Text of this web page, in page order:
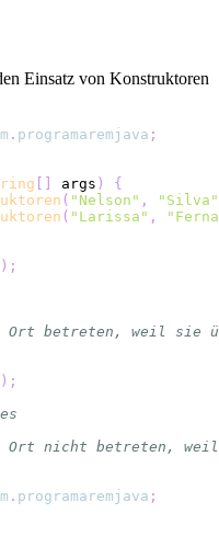
Einsatz von Konstruktoren
. programaremjava ;
args )
{
( "Nelson" ,
"Silva"
( "Larissa" ,
) ;
Ort betreten, weil sie
) ;
Ort nicht betreten,
. programaremjava ;